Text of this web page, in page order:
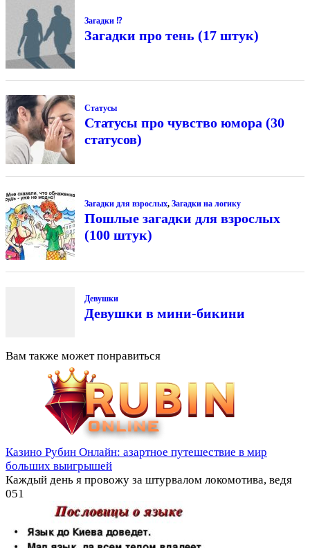
Загадки ⁉
Загадки про тень (17 штук)
Статусы
Статусы про чувство юмора (30
статусов)
Загадки для взрослых, Загадки на логику
Пошлые загадки для взрослых
(100 штук)
Девушки
Девушки в мини-бикини
Вам также может понравиться
Казино Рубин Онлайн: азартное путешествие в мир
больших выигрышей
Каждый день я провожу за штурвалом локомотива, ведя
051